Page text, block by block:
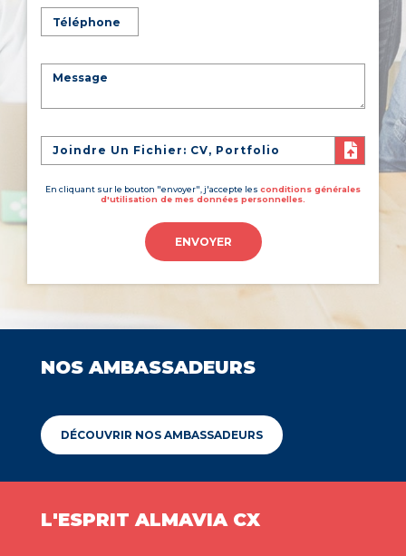
Joindre Un Fichier: CV, Portfolio
En cliquant sur le bouton "envoyer", j'accepte les conditions générales
d'utilisation de mes données personnelles.
ENVOYER
NOS AMBASSADEURS
DÉCOUVRIR NOS AMBASSADEURS
L'ESPRIT ALMAVIA CX